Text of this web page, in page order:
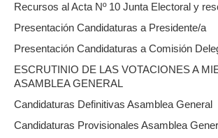
Recursos al Acta Nº 10 Junta Electoral y
Presentación Candidaturas a Presidente/a
Presentación Candidaturas a Comisión
ESCRUTINIO DE LAS VOTACIONES A
ASAMBLEA GENERAL
Candidaturas Definitivas Asamblea General
Candidaturas Provisionales Asamblea